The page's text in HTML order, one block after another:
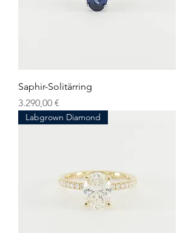
Saphir-Solitärring
Preis
3.290,00 €
Labgrown Diamond